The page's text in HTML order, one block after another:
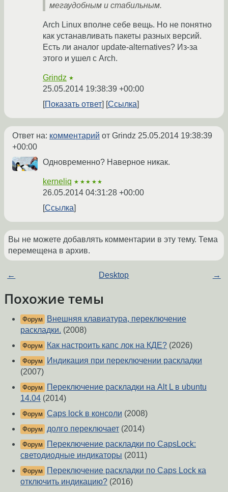
мегаудобным и стабильным.
Arch Linux вполне себе вещь. Но не понятно
как устанавливать пакеты разных версий.
Есть ли аналог update-alternatives? Из-за
этого и ушел с Arch.
Grindz ★
25.05.2014 19:38:39 +00:00
Показать ответ
Ссылка
Ответ на: комментарий от Grindz 25.05.2014 19:38:39
+00:00
Одновременно? Наверное никак.
kerneliq ★★★★★
26.05.2014 04:31:28 +00:00
Ссылка
Вы не можете добавлять комментарии в эту тему. Тема
перемещена в архив.
← Desktop →
Похожие темы
Форум
Внешняя клавиатура, переключение
раскладки. (2008)
Форум Как настроить капс лок на КДЕ? (2026)
Форум
Индикация при переключении раскладки
(2007)
Форум
Переключение раскладки на Alt L в ubuntu
14.04 (2014)
Форум Caps lock в консоли (2008)
Форум долго переключает (2014)
Форум
Переключение раскладки по CapsLock:
светодиодные индикаторы (2011)
Форум
Переключение раскладки по Caps Lock ка
отключить индикацию? (2016)